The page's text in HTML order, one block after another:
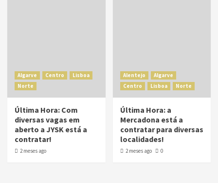
Algarve Centro
Lisboa
Norte
Última Hora: Com
diversas vagas em
aberto a JYSK está a
contratar!
2 meses ago
Alentejo
Algarve
Centro
Lisboa Norte
Última Hora: a
Mercadona está a
contratar para diversas
localidades!
2 meses ago 0